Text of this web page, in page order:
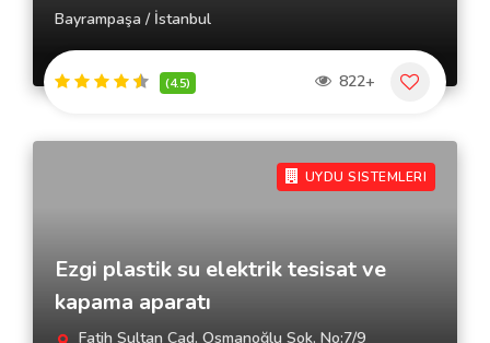
Bayrampaşa / İstanbul
(4.5) 822+
UYDU SISTEMLERI
Ezgi plastik su elektrik tesisat ve
kapama aparatı
Fatih Sultan Cad. Osmanoğlu Sok. No:7/9